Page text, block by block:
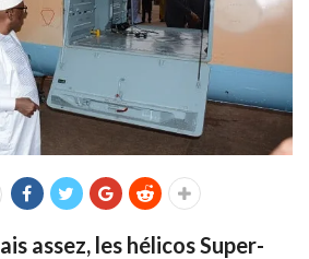
assez, les hélicos Super-